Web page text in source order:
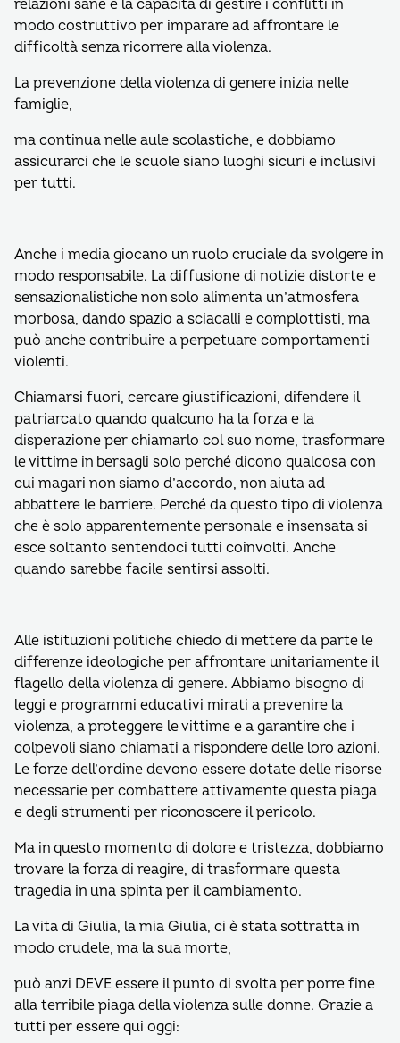
relazioni sane e la capacità di gestire i conflitti in
modo costruttivo per imparare ad affrontare le
difficoltà senza ricorrere alla violenza.
La prevenzione della violenza di genere inizia nelle
famiglie,
ma continua nelle aule scolastiche, e dobbiamo
assicurarci che le scuole siano luoghi sicuri e inclusivi
per tutti.
Anche i media giocano un ruolo cruciale da svolgere in
modo responsabile. La diffusione di notizie distorte e
sensazionalistiche non solo alimenta un’atmosfera
morbosa, dando spazio a sciacalli e complottisti, ma
può anche contribuire a perpetuare comportamenti
violenti.
Chiamarsi fuori, cercare giustificazioni, difendere il
patriarcato quando qualcuno ha la forza e la
disperazione per chiamarlo col suo nome, trasformare
le vittime in bersagli solo perché dicono qualcosa con
cui magari non siamo d’accordo, non aiuta ad
abbattere le barriere. Perché da questo tipo di violenza
che è solo apparentemente personale e insensata si
esce soltanto sentendoci tutti coinvolti. Anche
quando sarebbe facile sentirsi assolti.
Alle istituzioni politiche chiedo di mettere da parte le
differenze ideologiche per affrontare unitariamente il
flagello della violenza di genere. Abbiamo bisogno di
leggi e programmi educativi mirati a prevenire la
violenza, a proteggere le vittime e a garantire che i
colpevoli siano chiamati a rispondere delle loro azioni.
Le forze dell’ordine devono essere dotate delle risorse
necessarie per combattere attivamente questa piaga
e degli strumenti per riconoscere il pericolo.
Ma in questo momento di dolore e tristezza, dobbiamo
trovare la forza di reagire, di trasformare questa
tragedia in una spinta per il cambiamento.
La vita di Giulia, la mia Giulia, ci è stata sottratta in
modo crudele, ma la sua morte,
può anzi DEVE essere il punto di svolta per porre fine
alla terribile piaga della violenza sulle donne. Grazie a
tutti per essere qui oggi: